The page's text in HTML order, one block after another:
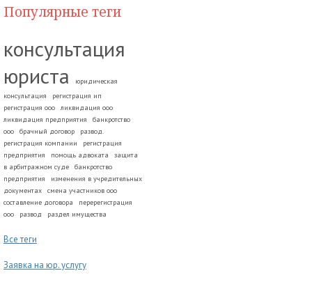
Популярные теги
консультация
юриста
юридическая
консультация
регистрация ип
регистрация ооо
ликвидация ооо
ликвидация предприятия
банкротство
ооо
брачный договор
развод.
регистрация компании
регистрация
предприятия
помощь адвоката
защита
в арбитражном суде
банкротство
предприятия
изменения в учредительных
документах
смена участников ооо
составление договора
перерегистрация
ооо
развод раздел имущества
Все теги
Заявка на юр. услугу